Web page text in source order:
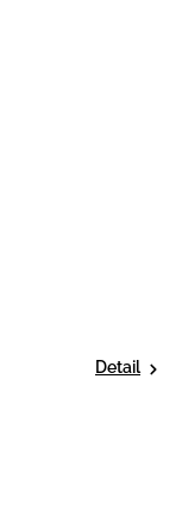
Detail